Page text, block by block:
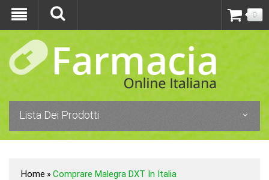
0
Lista Dei Prodotti
Home » Comprare Malegra DXT In Italia